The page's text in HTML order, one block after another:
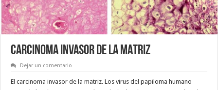
CARCINOMA INVASOR DE LA MATRIZ
Dejar un comentario
El carcinoma invasor de la matriz. Los virus del papiloma humano